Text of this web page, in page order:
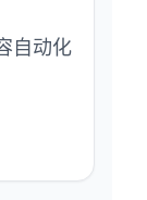
自动化